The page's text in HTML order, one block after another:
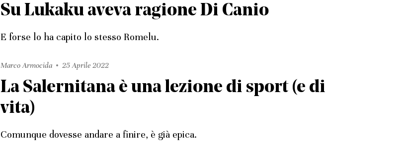
Su Lukaku aveva ragione Di Canio
E forse lo ha capito lo stesso Romelu.
Marco Armocida 25 Aprile 2022
La Salernitana è una lezione di sport (e di
vita)
Comunque dovesse andare a finire, è già epica.